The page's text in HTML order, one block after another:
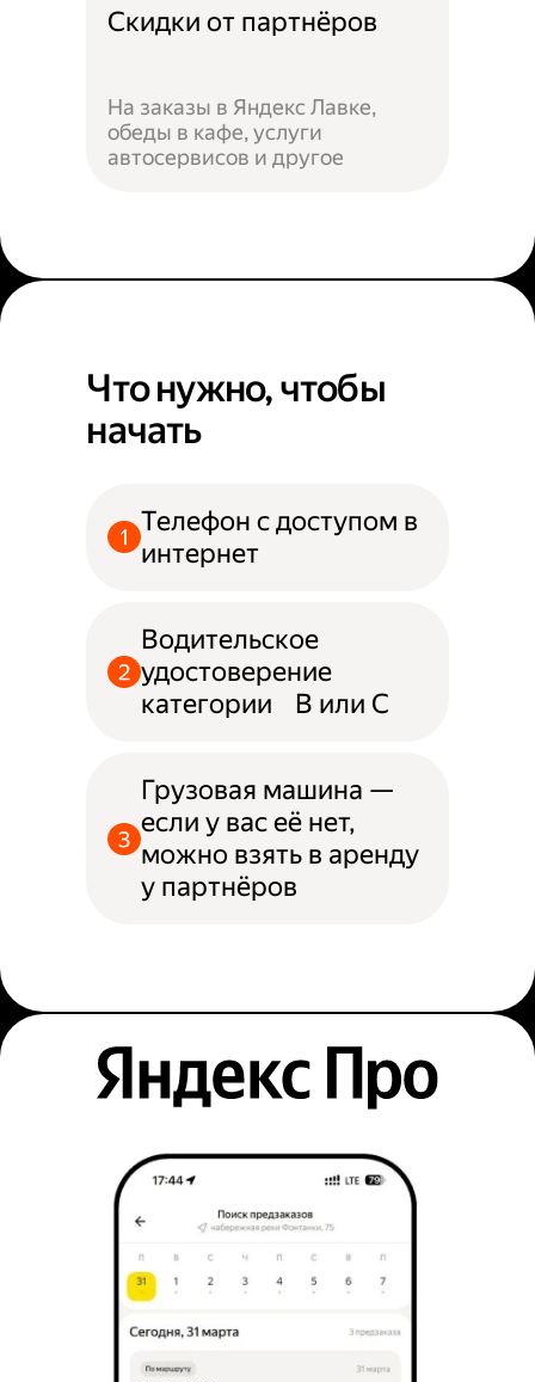
Скидки от партнёров
На заказы в Яндекс Лавке,
обеды в кафе, услуги
автосервисов и другое
Что нужно, чтобы
начать
Телефон с доступом в
интернет
Водительское
удостоверение
категории B или С
Грузовая машина —
если у вас её нет,
можно взять в аренду
у партнёров